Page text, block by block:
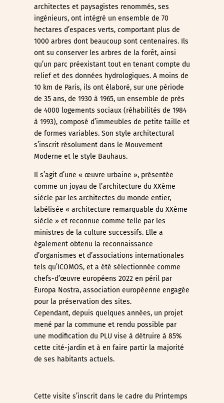
architectes et paysagistes renommés, ses
ingénieurs, ont intégré un ensemble de 70
hectares d’espaces verts, comportant plus de
1000 arbres dont beaucoup sont centenaires. Ils
ont su conserver les arbres de la forêt, ainsi
qu’un parc préexistant tout en tenant compte du
relief et des données hydrologiques. A moins de
10 km de Paris, ils ont élaboré, sur une période
de 35 ans, de 1930 à 1965, un ensemble de près
de 4000 logements sociaux (réhabilités de 1984
à 1993), composé d’immeubles de petite taille et
de formes variables. Son style architectural
s’inscrit résolument dans le Mouvement
Moderne et le style Bauhaus.
Il s’agit d’une « œuvre urbaine », présentée
comme un joyau de l’architecture du XXème
siècle par les architectes du monde entier,
labélisée « architecture remarquable du XXème
siècle » et reconnue comme telle par les
ministres de la culture successifs. Elle a
également obtenu la reconnaissance
d’organismes et d’associations internationales
tels qu’ICOMOS, et a été sélectionnée comme
chefs-d’œuvre européens 2022 en péril par
Europa Nostra, association européenne engagée
pour la préservation des sites.
Cependant, depuis quelques années, un projet
mené par la commune et rendu possible par
une modification du PLU vise à détruire à 85%
cette cité-jardin et à en faire partir la majorité
de ses habitants actuels.
Cette visite s’inscrit dans le cadre du Printemps